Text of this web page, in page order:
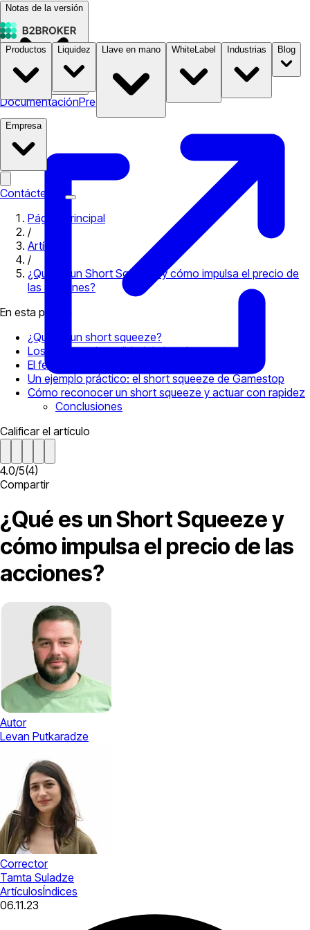
Notas de la versión
DocumentaciónPrecios
Productos Liquidez Llave en mano WhiteLabel Industrias Blog
Empresa
Contáctenos
Página principal
/
Artículos
/
¿Qué es un Short Squeeze y cómo impulsa el precio de
las acciones?
En esta página
¿Qué es un short squeeze?
Los riesgos y la realidad de los short squeezes
El fenómeno de las ventas descubiertas
Un ejemplo práctico: el short squeeze de Gamestop
Cómo reconocer un short squeeze y actuar con rapidez
Conclusiones
Calificar el artículo
4.0/5(4)
Compartir
¿Qué es un Short Squeeze y
cómo impulsa el precio de las
acciones?
Autor
Levan Putkaradze
Corrector
Tamta Suladze
ArtículosÍndices
06.11.23